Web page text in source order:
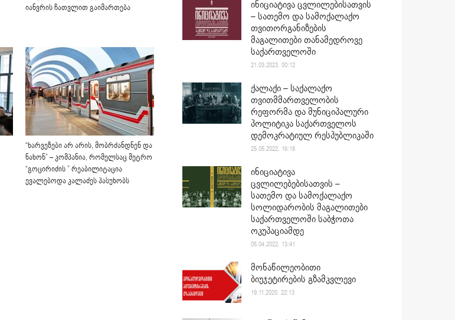
იანვრის ჩათვლით გაიმართება
“ხარვეზები არ არის, მობრძანდნენ და
ნახონ” – კომპანია, რომელსაც მეტრო
“გოცირიძის ” რეაბილიტაცია
ევალებოდა კალაძეს პასუხობს
ინიციატივა ცვლილებისათვის
– სათემო და სამოქალაქო
თვითორგანიზების
მაგალითები თანამედროვე
საქართველოში
21.03.2023. 00:12
ქალაქი – საქალაქო
თვითმმართველობის
რეფორმა და მუნიციპალური
პოლიტიკა საქართველოს
დემოკრატიულ რესპუბლიკაში
25.05.2022. 16:18
ინიციატივა
ცვლილებებისათვის –
სათემო და სამოქალაქო
სოლიდარობის მაგალითები
საქართველოში საბჭოთა
ოკუპაციამდე
05.04.2022. 13:41
მონაწილეობითი
ბიუჯეტირების გზამკვლევი
19.11.2020. 22:13